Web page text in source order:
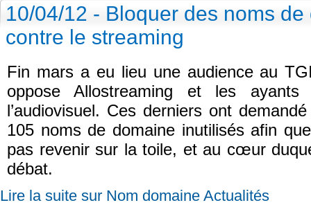
10/04/12 - Bloquer des noms
contre le streaming
Fin mars a eu lieu une audience au
oppose Allostreaming et les
l’audiovisuel. Ces derniers ont
105 noms de domaine inutilisés afin
pas revenir sur la toile, et au cœur
débat.
Lire la suite sur Nom domaine Actualités